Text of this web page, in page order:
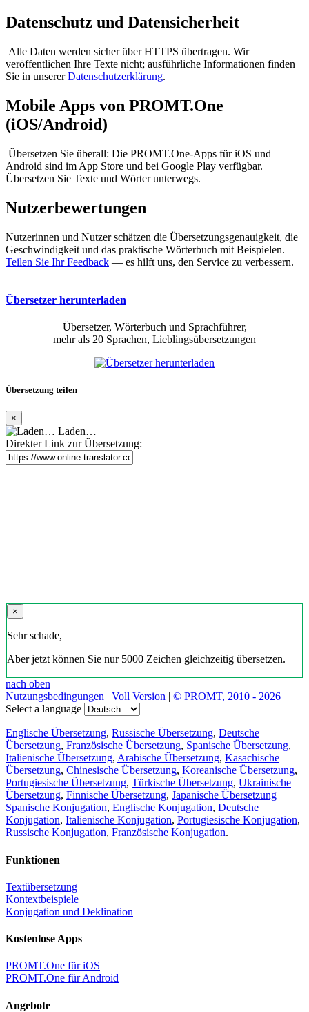
Datenschutz und Datensicherheit
Alle Daten werden sicher über HTTPS übertragen. Wir
veröffentlichen Ihre Texte nicht; ausführliche Informationen finden
Sie in unsererDatenschutzerklärung.
Mobile Apps von PROMT.One
(iOS/Android)
Übersetzen Sie überall: Die PROMT.One-Apps für iOS und
Android sind im App Store und bei Google Play verfügbar.
Übersetzen Sie Texte und Wörter unterwegs.
Nutzerbewertungen
Nutzerinnen und Nutzer schätzen die Übersetzungsgenauigkeit, die
Geschwindigkeit und das praktische Wörterbuch mit Beispielen.
Teilen Sie Ihr Feedback — es hilft uns, den Service zu verbessern.
Übersetzer herunterladen
Übersetzer, Wörterbuch und Sprachführer,
mehr als 20 Sprachen, Lieblingsübersetzungen
Übersetzung teilen
×
Laden…
Direkter Link zur Übersetzung:
×
Sehr schade,
Aber jetzt können Sie nur 5000 Zeichen gleichzeitig übersetzen.
nach oben
Nutzungsbedingungen | Voll Version | © PROMT, 2010 - 2026
Select a language
Englische Übersetzung, Russische Übersetzung, Deutsche
Übersetzung, Französische Übersetzung, Spanische Übersetzung,
Italienische Übersetzung, Arabische Übersetzung, Kasachische
Übersetzung, Chinesische Übersetzung, Koreanische Übersetzung,
Portugiesische Übersetzung, Türkische Übersetzung, Ukrainische
Übersetzung, Finnische Übersetzung, Japanische Übersetzung
Spanische Konjugation, Englische Konjugation, Deutsche
Konjugation, Italienische Konjugation, Portugiesische Konjugation,
Russische Konjugation, Französische Konjugation.
Funktionen
Textübersetzung
Kontextbeispiele
Konjugation und Deklination
Kostenlose Apps
PROMT.One für iOS
PROMT.One für Android
Angebote